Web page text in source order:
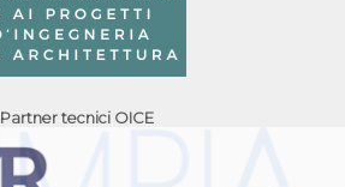
Partner tecnici OICE